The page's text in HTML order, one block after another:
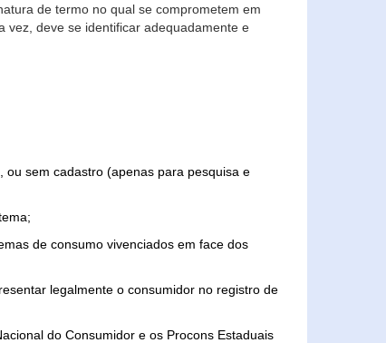
de termo no qual se comprometem em
vez, deve se identificar adequadamente e
sem cadastro (apenas para pesquisa e
de consumo vivenciados em face dos
legalmente o consumidor no registro de
do Consumidor e os Procons Estaduais